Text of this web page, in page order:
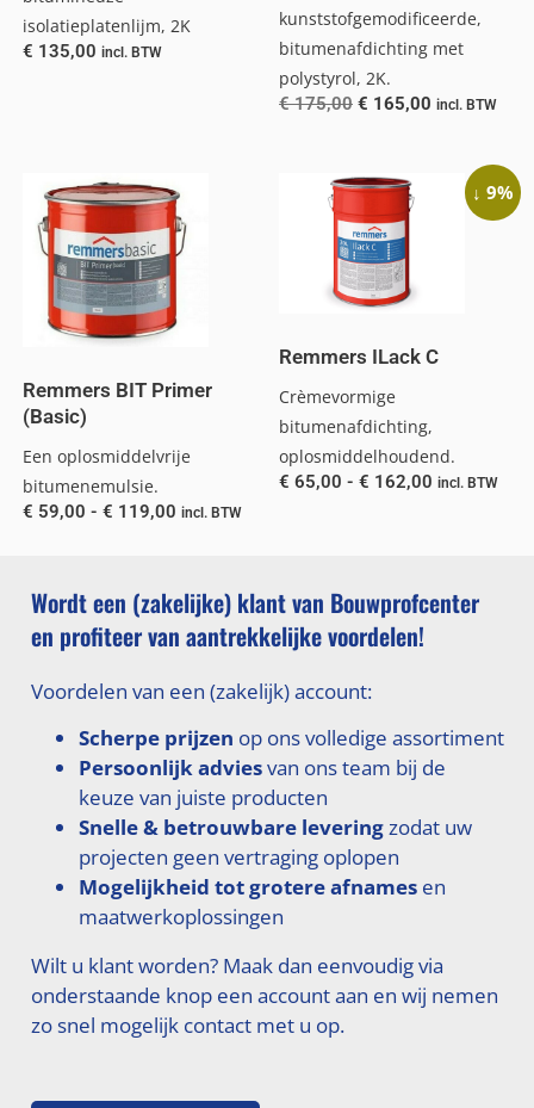
isolatieplatenlijm, 2K
€ 135,00 incl. BTW
kunststofgemodificeerde,
bitumenafdichting met
polystyrol, 2K.
€175,00 € 165,00 incl. BTW
Remmers BIT Primer
(Basic)
Een oplosmiddelvrije
bitumenemulsie.
€ 59,00 - € 119,00 incl. BTW
↓ 9%
Remmers ILack C
Crèmevormige
bitumenafdichting,
oplosmiddelhoudend.
€ 65,00 - € 162,00 incl. BTW
Wordt een (zakelijke) klant van Bouwprofcenter
en profiteer van aantrekkelijke voordelen!
Voordelen van een (zakelijk) account:
Scherpe prijzen op ons volledige assortiment
Persoonlijk adviesvan ons team bij de
keuze van juiste producten
Snelle & betrouwbare leveringzodat uw
projecten geen vertraging oplopen
Mogelijkheid tot grotere afnamesen
maatwerkoplossingen
Wilt u klant worden? Maak dan eenvoudig via
onderstaande knop een account aan en wij nemen
zo snel mogelijk contact met u op.